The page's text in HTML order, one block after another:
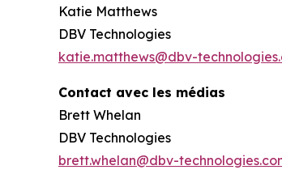
Katie Matthews
DBV Technologies
katie.matthews@dbv-
Contact avec les médias
Brett Whelan
DBV Technologies
brett.whelan@dbv-